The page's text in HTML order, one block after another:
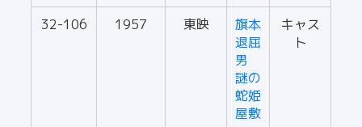
32-106 1957 東映
旗本
退屈
男
謎の
蛇姫
屋敷
キャス
ト